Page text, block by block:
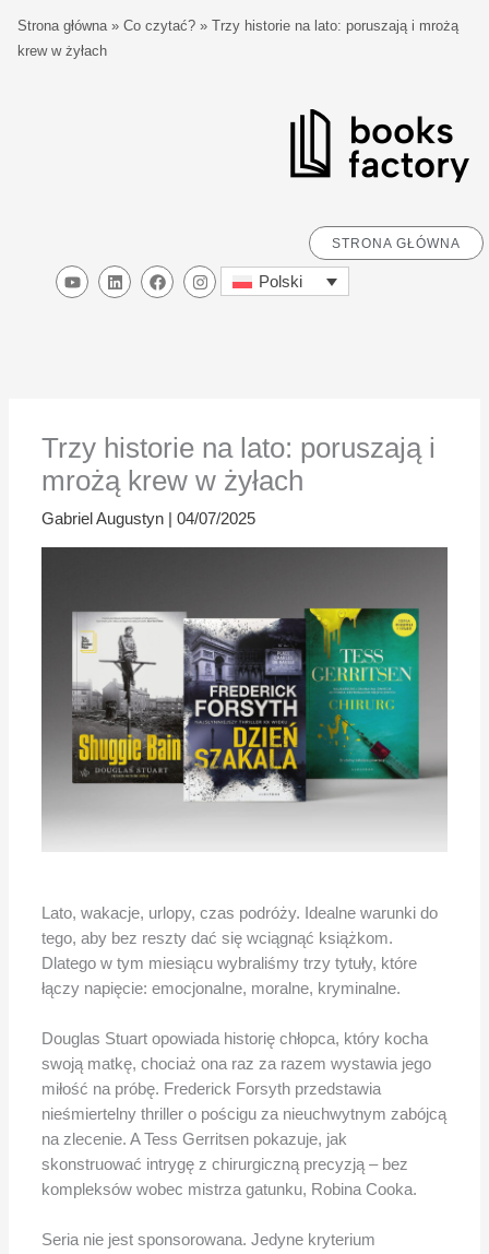
treści
Strona główna» Co czytać? » Trzy historie na lato: poruszają i mrożą
krew w żyłach
STRONA GŁÓWNA
Y
o
L
i
F
a
I
n
Polski
Trzy historie na lato: poruszają i
mrożą krew w żyłach
Gabriel Augustyn 04/07/2025
Lato, wakacje, urlopy, czas podróży. Idealne warunki do
tego, aby bez reszty dać się wciągnąć książkom.
Dlatego w tym miesiącu wybraliśmy trzy tytuły, które
łączy napięcie: emocjonalne, moralne, kryminalne.
Douglas Stuart opowiada historię chłopca, który kocha
swoją matkę, chociaż ona raz za razem wystawia jego
miłość na próbę. Frederick Forsyth przedstawia
nieśmiertelny thriller o pościgu za nieuchwytnym zabójcą
na zlecenie. A Tess Gerritsen pokazuje, jak
skonstruować intrygę z chirurgiczną precyzją – bez
kompleksów wobec mistrza gatunku, Robina Cooka.
Seria nie jest sponsorowana. Jedyne kryterium
z